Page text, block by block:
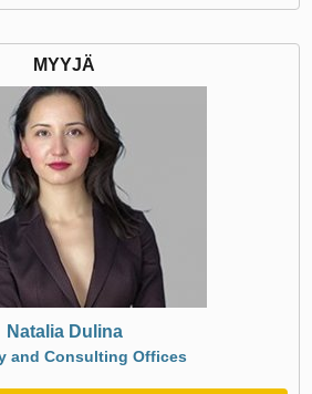
MYYJÄ
Natalia Dulina
and Consulting Offices